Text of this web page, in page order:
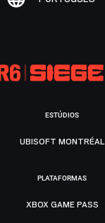
ESTÚDIOS
UBISOFT MONTRÉAL
PLATAFORMAS
XBOX GAME PASS